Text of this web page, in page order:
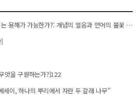
인문학 시론[철학과 시는 용해가 가능한가?: 개념의 얼음과 언어의 불꽃 사이에서]
엇을 구원하는가?]122
세이, 하나의 뿌리에서 자란 두 갈래 나무”